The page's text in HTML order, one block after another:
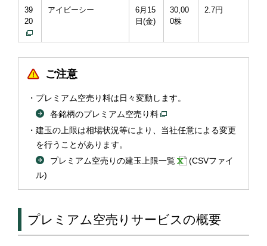
39
20
アイビーシー
6月15
日(金)
30,00
0株
2.7円
ご注意
プレミアム空売り料は日々変動します。
各銘柄のプレミアム空売り料
建玉の上限は相場状況等により、当社任意による変更
を行うことがあります。
プレミアム空売りの建玉上限一覧
(CSVファイ
ル)
プレミアム空売りサービスの概要